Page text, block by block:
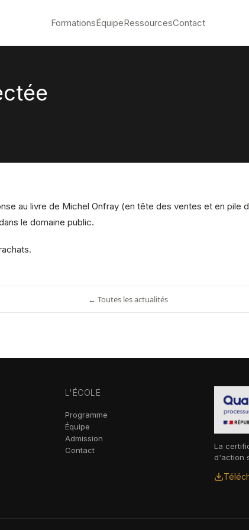
FormationsÉquipeRessourcesContact
au livre de Michel Onfray (en tête des ventes et en
le domaine public.
← Toutes les actualités
L'ÉCOLE
Programme
Équipe
Admission
Contact
La
d'action